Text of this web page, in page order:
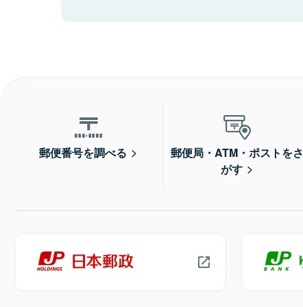
郵便番号を調べる
郵便局・ATM・ポストをさ
がす